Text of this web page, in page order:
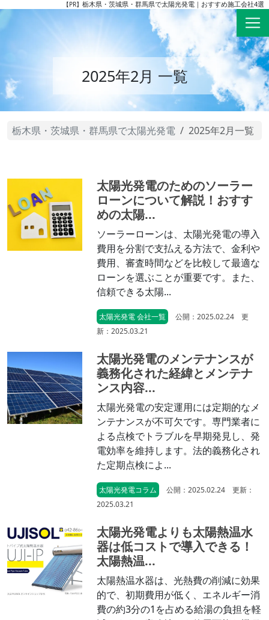
【PR】 栃木県・茨城県・群馬県で太陽光発電｜おすすめ施工会社4選
2025年2月 一覧
栃木県・茨城県・群馬県で太陽光発電 2025年2月一覧
太陽光発電のためのソーラー
ローンについて解説！おすす
めの太陽...
ソーラーローンは、太陽光発電の導入
費用を分割で支払える方法で、金利や
費用、審査時間などを比較して最適な
ローンを選ぶことが重要です。また、
信頼できる太陽...
太陽光発電 会社一覧
公開：2025.02.24 更
新：2025.03.21
太陽光発電のメンテナンスが
義務化された経緯とメンテナ
ンス内容...
太陽光発電の安定運用には定期的なメ
ンテナンスが不可欠です。専門業者に
よる点検でトラブルを早期発見し、発
電効率を維持します。法的義務化され
た定期点検によ...
太陽光発電コラム
公開：2025.02.24 更新：
2025.03.21
太陽光発電よりも太陽熱温水
器は低コストで導入できる！
太陽熱温...
太陽熱温水器は、光熱費の削減に効果
的で、初期費用が低く、エネルギー消
費の約3分の1を占める給湯の負担を軽